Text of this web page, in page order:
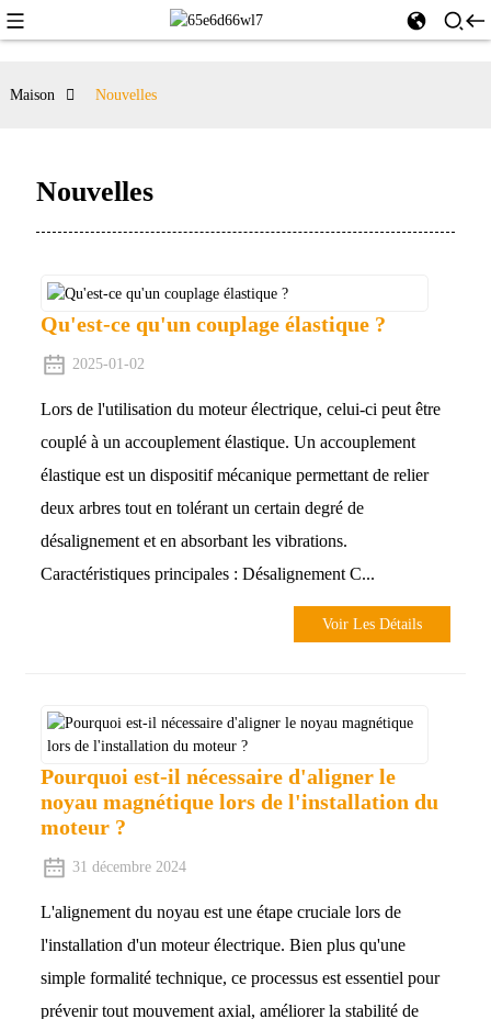
Maison Nouvelles
Nouvelles
Qu'est-ce qu'un couplage élastique ?
2025-01-02
Lors de l'utilisation du moteur électrique, celui-ci peut être
couplé à un accouplement élastique. Un accouplement
élastique est un dispositif mécanique permettant de relier
deux arbres tout en tolérant un certain degré de
désalignement et en absorbant les vibrations.
Caractéristiques principales : Désalignement C...
Voir Les Détails
Pourquoi est-il nécessaire d'aligner le
noyau magnétique lors de l'installation du
moteur ?
31 décembre 2024
L'alignement du noyau est une étape cruciale lors de
l'installation d'un moteur électrique. Bien plus qu'une
simple formalité technique, ce processus est essentiel pour
prévenir tout mouvement axial, améliorer la stabilité de